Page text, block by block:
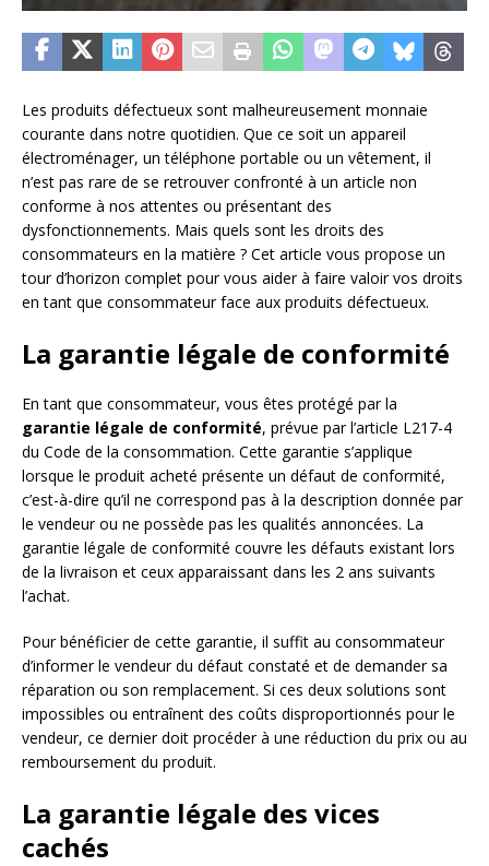
Les produits défectueux sont malheureusement monnaie
courante dans notre quotidien. Que ce soit un appareil
électroménager, un téléphone portable ou un vêtement, il
n’est pas rare de se retrouver confronté à un article non
conforme à nos attentes ou présentant des
dysfonctionnements. Mais quels sont les droits des
consommateurs en la matière ? Cet article vous propose un
tour d’horizon complet pour vous aider à faire valoir vos droits
en tant que consommateur face aux produits défectueux.
La garantie légale de conformité
En tant que consommateur, vous êtes protégé par la
garantie légale de conformité, prévue par l’article L217-4
du Code de la consommation. Cette garantie s’applique
lorsque le produit acheté présente un défaut de conformité,
c’est-à-dire qu’il ne correspond pas à la description donnée par
le vendeur ou ne possède pas les qualités annoncées. La
garantie légale de conformité couvre les défauts existant lors
de la livraison et ceux apparaissant dans les 2 ans suivants
l’achat.
Pour bénéficier de cette garantie, il suffit au consommateur
d’informer le vendeur du défaut constaté et de demander sa
réparation ou son remplacement. Si ces deux solutions sont
impossibles ou entraînent des coûts disproportionnés pour le
vendeur, ce dernier doit procéder à une réduction du prix ou au
remboursement du produit.
La garantie légale des vices
cachés